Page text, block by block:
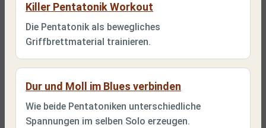
Killer Pentatonik Workout
Die Pentatonik als bewegliches
Griffbrettmaterial trainieren.
Dur und Moll im Blues verbinden
Wie beide Pentatoniken unterschiedliche
Spannungen im selben Solo erzeugen.